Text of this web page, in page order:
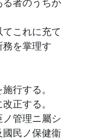
これに充て
を掌理す
行する。
正する。
管理ニ屬シ
民ノ保健衞